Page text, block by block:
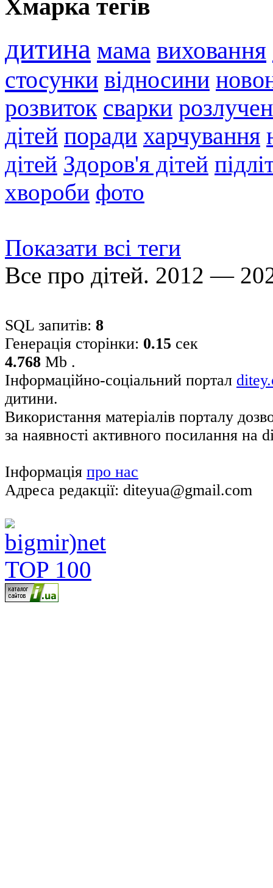
Хмарка тегів
дитина мама виховання
стосунки відносини
розвиток сварки
дітей поради харчування
дітей Здоров'я дітей
хвороби фото
Показати всі теги
Все про дітей. 2012 —
SQL запитів: 8
Генерація сторінки: 0.15 сек
4.768 Mb .
Інформаційно-соціальний портал
дитини.
Використання матеріалів порталу
за наявності активного посилання на
Інформація про нас
Адреса редакції: diteyua@gmail.com